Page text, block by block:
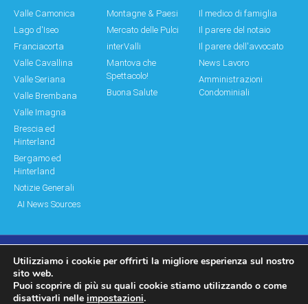
Valle Camonica
Lago d'Iseo
Franciacorta
Valle Cavallina
Valle Seriana
Valle Brembana
Valle Imagna
Brescia ed
Hinterland
Bergamo ed
Hinterland
Notizie Generali
AI News Sources
Montagne & Paesi
Mercato delle Pulci
interValli
Mantova che
Spettacolo!
Buona Salute
Il medico di famiglia
Il parere del notaio
Il parere dell'avvocato
News Lavoro
Amministrazioni
Condominiali
© Copyright 2011 – 2026 Montagne & Paesi
Log In|Log Out Privacy Policy
Utilizziamo i cookie per offrirti la migliore esperienza sul nostro
sito web.
Puoi scoprire di più su quali cookie stiamo utilizzando o come
disattivarli nelle impostazioni.